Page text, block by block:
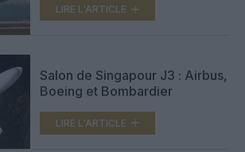
l’étranger
LIRE L'ARTICLE
Salon de Singapour J3 : Airbus,
Boeing et Bombardier
LIRE L'ARTICLE